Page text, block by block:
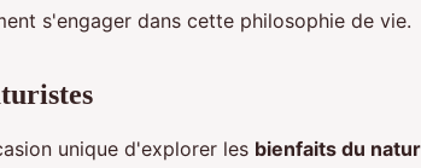
s'engager dans cette philosophie de vie.
unique d'explorer les bienfaits du